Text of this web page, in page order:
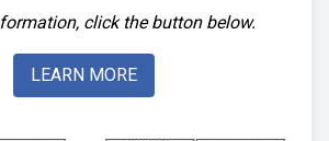
click the button below.
LEARN MORE